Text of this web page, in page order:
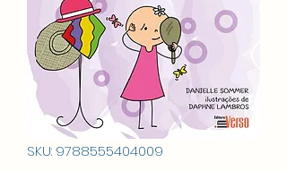
SKU: 9788555404009